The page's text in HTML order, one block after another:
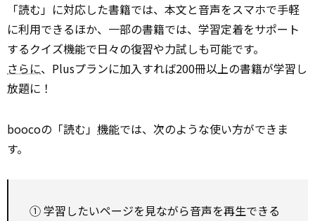
「読む」に対応した書籍では、本文と音声をスマホで手軽
に利用できるほか、一部の書籍では、学習定着をサポート
するクイズ機能で日々の復習や力試しも可能です。
さらに、Plusプランに加入すれば200冊以上の書籍が学習し
放題に！
boocoの「読む」 機能では、次のような使い方ができま
す。
① 学習したいページを見ながら音声を再生できる